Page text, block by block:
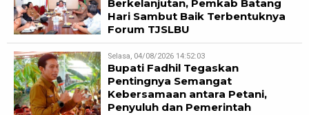
Berkelanjutan, Pemkab Batang
Hari Sambut Baik Terbentuknya
Forum TJSLBU
Selasa, 04/08/2026 14:52:03
Bupati Fadhil Tegaskan
Pentingnya Semangat
Kebersamaan antara Petani,
Penyuluh dan Pemerintah